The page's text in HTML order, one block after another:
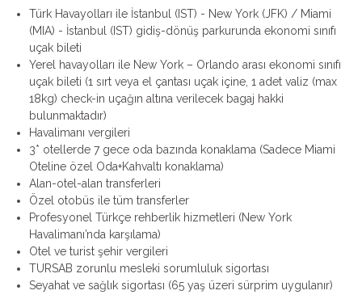
Türk Havayolları ile İstanbul (IST) - New York (JFK) / Miami
(MIA) - İstanbul (IST) gidiş-dönüş parkurunda ekonomi sınıfı
uçak bileti
Yerel havayolları ile New York – Orlando arası ekonomi sınıfı
uçak bileti (1 sırt veya el çantası uçak içine, 1 adet valiz (max
18kg) check-in uçağın altına verilecek bagaj hakki
bulunmaktadır)
Havalimanı vergileri
3* otellerde 7 gece oda bazında konaklama (Sadece Miami
Oteline özel Oda+Kahvaltı konaklama)
Alan-otel-alan transferleri
Özel otobüs ile tüm transferler
Profesyonel Türkçe rehberlik hizmetleri (New York
Havalimanı’nda karşılama)
Otel ve turist şehir vergileri
TURSAB zorunlu mesleki sorumluluk sigortası
Seyahat ve sağlık sigortası (65 yaş üzeri sürprim uygulanır)